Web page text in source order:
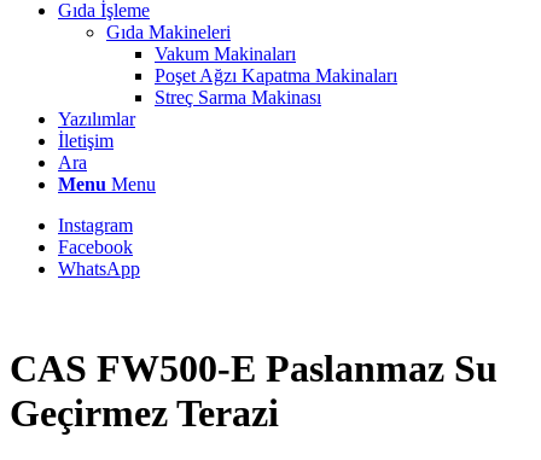
Gıda İşleme
Gıda Makineleri
Vakum Makinaları
Poşet Ağzı Kapatma Makinaları
Streç Sarma Makinası
Yazılımlar
İletişim
Ara
Menu Menu
Instagram
Facebook
WhatsApp
CAS FW500-E Paslanmaz Su
Geçirmez Terazi